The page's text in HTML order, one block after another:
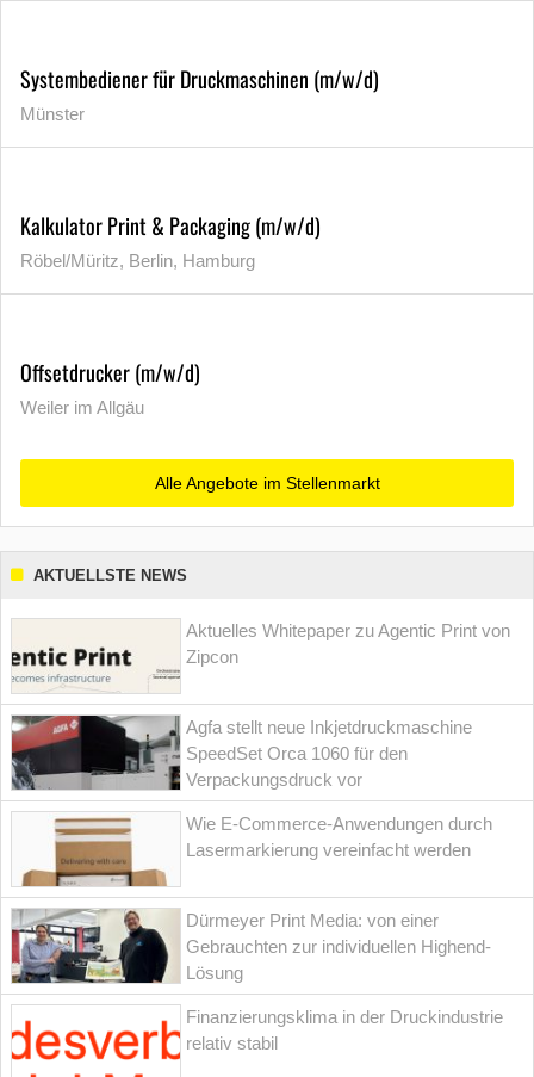
Systembediener für Druckmaschinen (m/w/d)
Münster
Kalkulator Print & Packaging (m/w/d)
Röbel/Müritz, Berlin, Hamburg
Offsetdrucker (m/w/d)
Weiler im Allgäu
Alle Angebote im Stellenmarkt
AKTUELLSTE NEWS
Aktuelles Whitepaper zu Agentic Print von
Zipcon
Agfa stellt neue Inkjetdruckmaschine
SpeedSet Orca 1060 für den
Verpackungsdruck vor
Wie E-Commerce-Anwendungen durch
Lasermarkierung vereinfacht werden
Dürmeyer Print Media: von einer
Gebrauchten zur individuellen Highend-
Lösung
Finanzierungsklima in der Druckindustrie
relativ stabil